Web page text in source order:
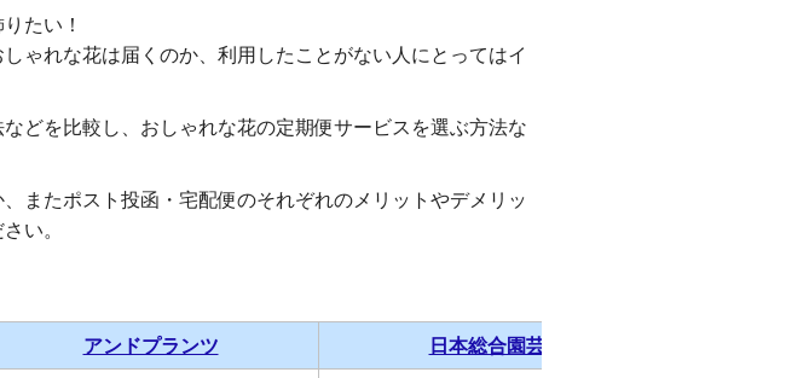
たい！
ゃれな花は届くのか、利用したことがない人にとってはイ
どを比較し、おしゃれな花の定期便サービスを選ぶ方法な
またポスト投函・宅配便のそれぞれのメリットやデメリッ
い。
アンドプランツ 日本総合園芸